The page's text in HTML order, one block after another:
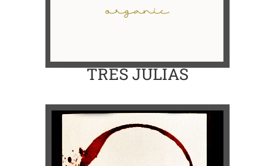
TRES JULIAS